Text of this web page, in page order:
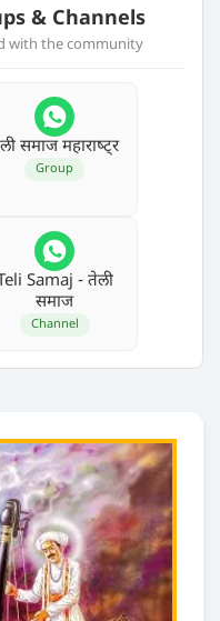
& Channels
with the community
समाज महाराष्‍ट्र
Group
Samaj - तेली
समाज
Channel